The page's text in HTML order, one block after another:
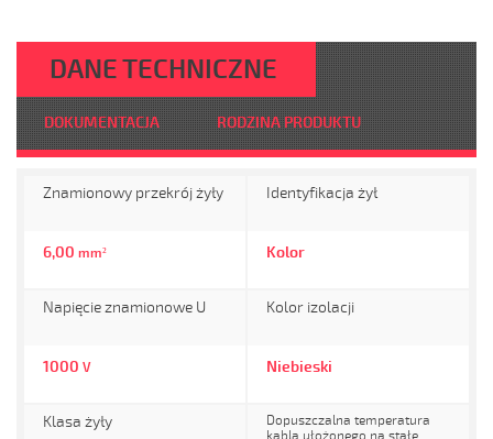
DANE TECHNICZNE
DOKUMENTACJA RODZINA PRODUKTU
Znamionowy przekrój żyły
6,00 mm²
Identyfikacja żył
Kolor
Napięcie znamionowe U
1000 V
Kolor izolacji
Niebieski
Klasa żyły
Dopuszczalna temperatura
kabla ułożonego na stałe